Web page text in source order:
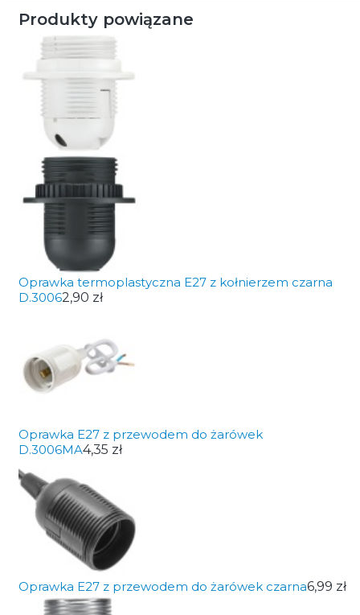
Produkty powiązane
Oprawka termoplastyczna E27 z kołnierzem czarna
D.30062,90 zł
Oprawka E27 z przewodem do żarówek
D.3006MA4,35 zł
Oprawka E27 z przewodem do żarówek czarna6,99 zł